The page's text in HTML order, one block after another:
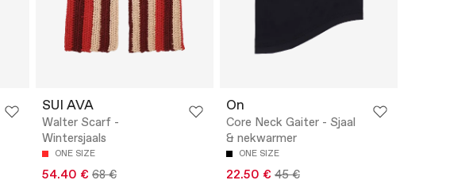
SUI AVA
Walter Scarf -
Wintersjaals
ONE SIZE
54.40 € 68 €
On
Core Neck Gaiter - Sjaal
& nekwarmer
ONE SIZE
22.50 € 45 €